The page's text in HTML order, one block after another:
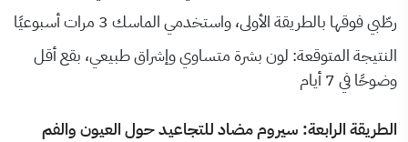
رطّبي فوقها بالطريقة الأولى، واستخدمي الماسك 3 مرات أسبوعيًا
النتيجة المتوقعة: لون بشرة متساوي وإشراق طبيعي، بقع أقل
وضوحًا في 7 أيام
الطريقة الرابعة: سيروم مضاد للتجاعيد حول العيون والفم